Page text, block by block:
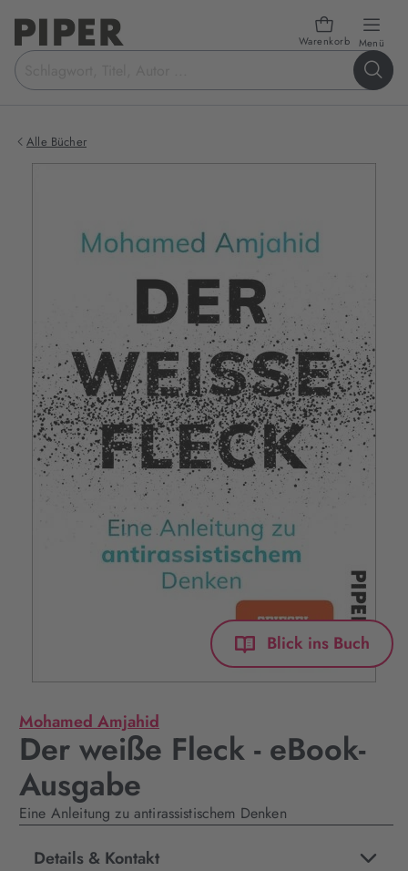
Warenkorb Menü
Suchbegriff
eingeben
Alle Bücher
Blick ins Buch
Mohamed Amjahid
Der weiße Fleck - eBook-
Ausgabe
Eine Anleitung zu antirassistischem Denken
Details & Kontakt